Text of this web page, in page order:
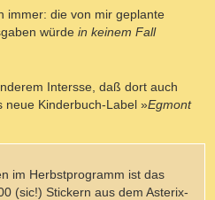
immer: die von mir geplante
würde in keinem Fall
Intersse, daß dort auch
neue Kinderbuch-Label »Egmont
im Herbstprogramm ist das
(sic!) Stickern aus dem Asterix-